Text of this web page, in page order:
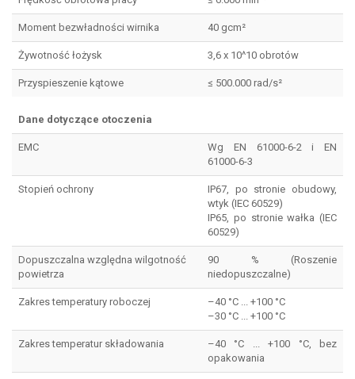
Moment bezwładności wirnika 40 gcm²
Żywotność łożysk 3,6 x 10^10 obrotów
Przyspieszenie kątowe ≤ 500.000 rad/s²
Dane dotyczące otoczenia
EMC
Wg EN 61000-6-2 i EN
61000-6-3
Stopień ochrony
IP67, po stronie obudowy,
wtyk (IEC 60529)
IP65, po stronie wałka (IEC
60529)
Dopuszczalna względna wilgotność
powietrza
90 % (Roszenie
niedopuszczalne)
Zakres temperatury roboczej
–40 °C ... +100 °C
–30 °C ... +100 °C
Zakres temperatur składowania
–40 °C ... +100 °C, bez
opakowania